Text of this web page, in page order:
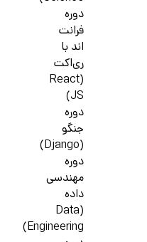
دوره
فرانت
اند با
ری‌اکت
(React
JS)
دوره
جنگو
(Django)
دوره
مهندسی
داده
(Data
Engineering)